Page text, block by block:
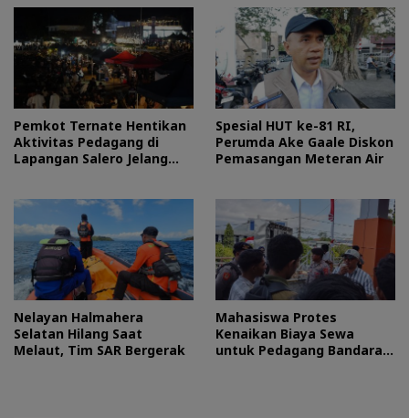
Pemkot Ternate Hentikan
Aktivitas Pedagang di
Lapangan Salero Jelang
Spesial HUT ke-81 RI,
Perumda Ake Gaale Diskon
Pemasangan Meteran Air
Nelayan Halmahera
Selatan Hilang Saat
Melaut, Tim SAR Bergerak
Mahasiswa Protes
Kenaikan Biaya Sewa
untuk Pedagang Bandara